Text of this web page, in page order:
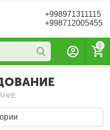
+998971311115
+998712005455
0